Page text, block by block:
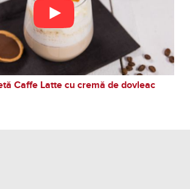
Caffe Latte cu cremă de dovleac